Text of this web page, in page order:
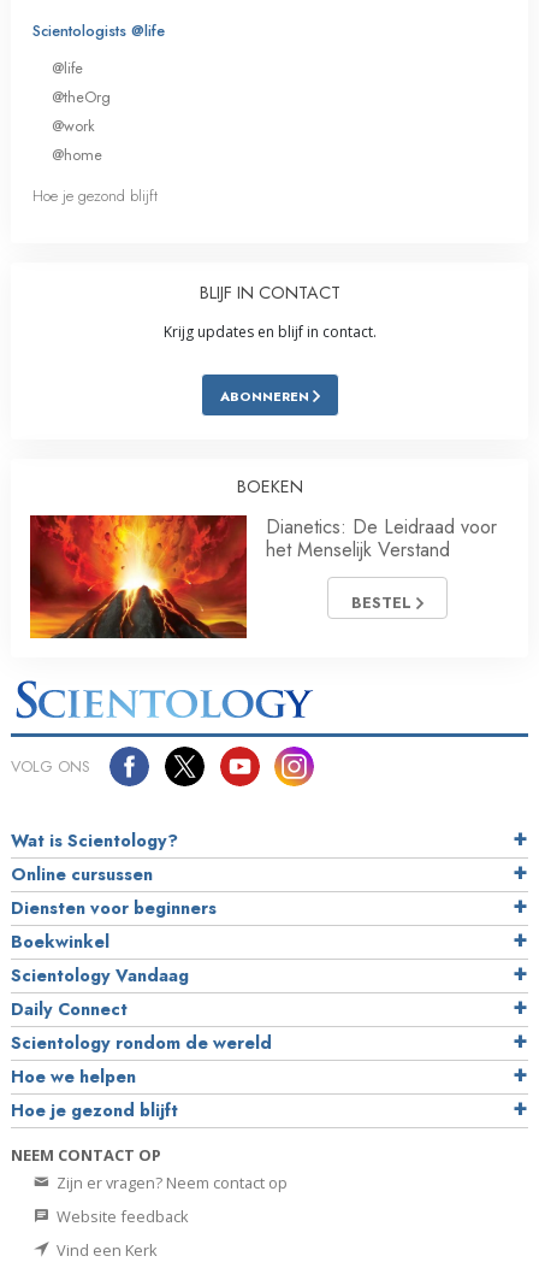
Scientologists @life
@life
@theOrg
@work
@home
Hoe je gezond blijft
BLIJF IN CONTACT
Krijg updates en blijf in contact.
ABONNEREN
BOEKEN
Dianetics: De Leidraad voor
het Menselijk Verstand
BESTEL
VOLG ONS
Wat is Scientology?
Online cursussen
Diensten voor beginners
Boekwinkel
Scientology Vandaag
Daily Connect
Scientology rondom de wereld
Hoe we helpen
Hoe je gezond blijft
NEEM CONTACT OP
Zijn er vragen? Neem contact op
Website feedback
Vind een Kerk